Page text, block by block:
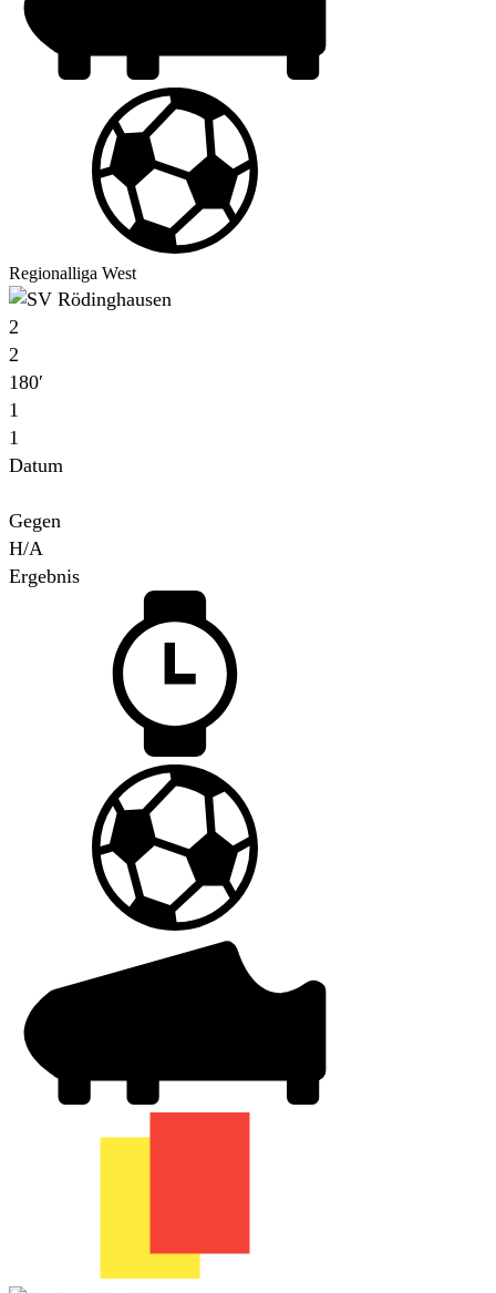
Regionalliga West
2
2
180′
1
1
Datum
Gegen
H/A
Ergebnis